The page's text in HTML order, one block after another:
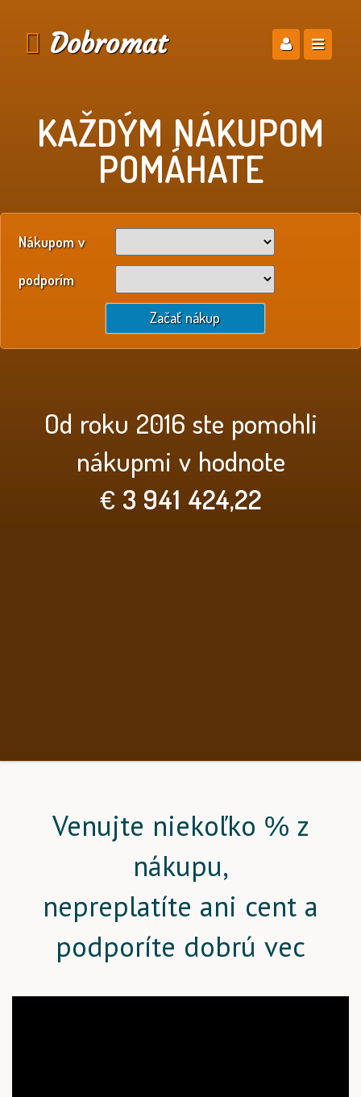
Dobromat
KAŽDÝM NÁKUPOM
POMÁHATE
Nákupom v
podporím
Začať nákup
Od roku 2016 ste pomohli
nákupmi v hodnote
€ 3 941 424,22
Venujte niekoľko % z
nákupu,
nepreplatíte ani cent a
podporíte dobrú vec